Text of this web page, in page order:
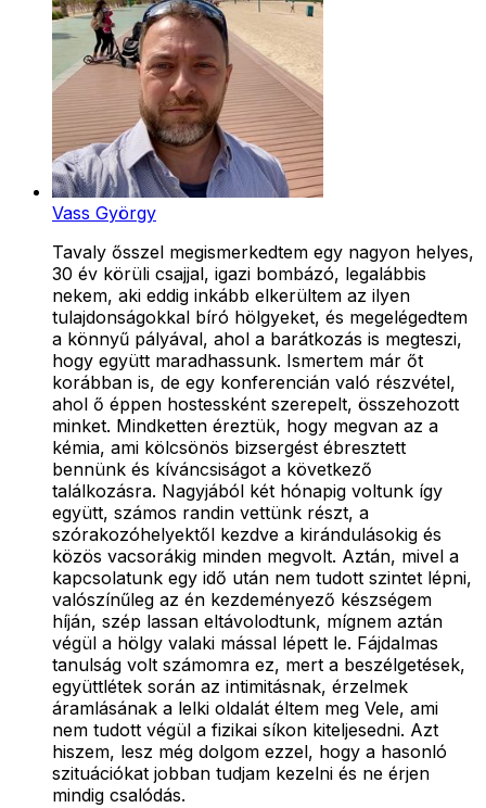
Vass György
Tavaly ősszel megismerkedtem egy nagyon helyes,
30 év körüli csajjal, igazi bombázó, legalábbis
nekem, aki eddig inkább elkerültem az ilyen
tulajdonságokkal bíró hölgyeket, és megelégedtem
a könnyű pályával, ahol a barátkozás is megteszi,
hogy együtt maradhassunk. Ismertem már őt
korábban is, de egy konferencián való részvétel,
ahol ő éppen hostessként szerepelt, összehozott
minket. Mindketten éreztük, hogy megvan az a
kémia, ami kölcsönös bizsergést ébresztett
bennünk és kíváncsiságot a következő
találkozásra. Nagyjából két hónapig voltunk így
együtt, számos randin vettünk részt, a
szórakozóhelyektől kezdve a kirándulásokig és
közös vacsorákig minden megvolt. Aztán, mivel a
kapcsolatunk egy idő után nem tudott szintet lépni,
valószínűleg az én kezdeményező készségem
híján, szép lassan eltávolodtunk, mígnem aztán
végül a hölgy valaki mással lépett le. Fájdalmas
tanulság volt számomra ez, mert a beszélgetések,
együttlétek során az intimitásnak, érzelmek
áramlásának a lelki oldalát éltem meg Vele, ami
nem tudott végül a fizikai síkon kiteljesedni. Azt
hiszem, lesz még dolgom ezzel, hogy a hasonló
szituációkat jobban tudjam kezelni és ne érjen
mindig csalódás.